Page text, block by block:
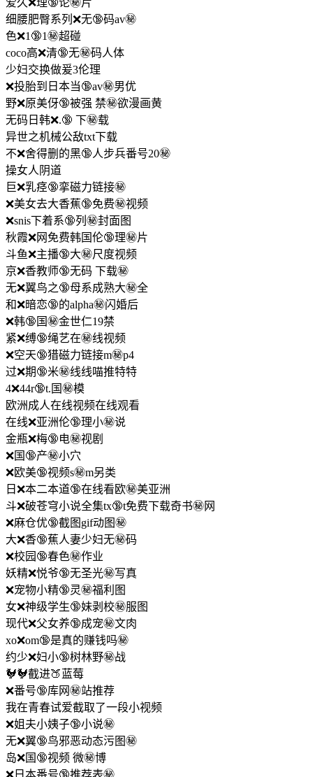
细腰肥臀系列❌无🔞码av㊙️
色❌1🔞1㊙️超碰
coco高❌清🔞无㊙️码人体
少妇交换做爰3伦理
❌投胎到日本当🔞av㊙️男优
野❌原美伢🔞被强 禁㊙️欲漫画黄
无码日韩❌.🔞 下㊙️载
异世之机械公敌txt下载
不❌舍得删的黑🔞人步兵番号20㊙️
操女人阴道
巨❌乳痉🔞挛磁力链接㊙️
❌美女去大香蕉🔞免费㊙️视频
❌snis下着系🔞列㊙️封面图
秋霞❌网免费韩国伦🔞理㊙️片
斗鱼❌主播🔞大㊙️尺度视频
京❌香教师🔞无码 下载㊙️
无❌翼鸟之🔞母系成熟大㊙️全
和❌暗恋🔞的alpha㊙️闪婚后
❌韩🔞国㊙️金世仁19禁
紧❌缚🔞绳艺在㊙️线视频
❌空天🔞猎磁力链接m㊙️p4
过❌期🔞米㊙️线线喵推特特
4❌44r🔞t.国㊙️模
欧洲成人在线视频在线观看
在线❌亚洲伦🔞理小㊙️说
金瓶❌梅🔞电㊙️视剧
❌国🔞产㊙️小穴
❌欧美🔞视频s㊙️m另类
日❌本二本道🔞在线看欧㊙️美亚洲
斗❌破苍穹小说全集tx🔞t免费下载奇书㊙️网
❌麻仓优🔞截图gif动图㊙️
大❌香🔞蕉人妻少妇无㊙️码
❌校园🔞春色㊙️作业
妖精❌悦爷🔞无圣光㊙️写真
❌宠物小精🔞灵㊙️福利图
女❌神级学生🔞妹剥校㊙️服图
现代❌父女养🔞成宠㊙️文肉
xo❌om🔞是真的赚钱吗㊙️
约少❌妇小🔞树林野㊙️战
🐓🐓截进🍑蓝莓
❌番号🔞库网㊙️站推荐
我在青春试爱截取了一段小视频
❌姐夫小姨子🔞小说㊙️
无❌翼🔞鸟邪恶动态污图㊙️
岛❌国🔞视频 微㊙️博
❌日本番号🔞推荐表㊙️